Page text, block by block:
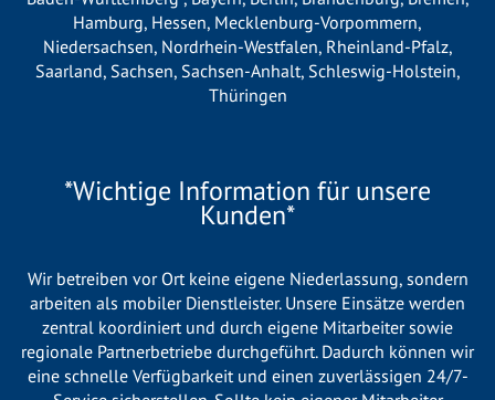
Hamburg, Hessen, Mecklenburg-Vorpommern,
Niedersachsen, Nordrhein-Westfalen, Rheinland-Pfalz,
Saarland, Sachsen, Sachsen-Anhalt, Schleswig-Holstein,
Thüringen
*Wichtige Information für unsere
Kunden*
Wir betreiben vor Ort keine eigene Niederlassung, sondern
arbeiten als mobiler Dienstleister. Unsere Einsätze werden
zentral koordiniert und durch eigene Mitarbeiter sowie
regionale Partnerbetriebe durchgeführt. Dadurch können wir
eine schnelle Verfügbarkeit und einen zuverlässigen 24/7-